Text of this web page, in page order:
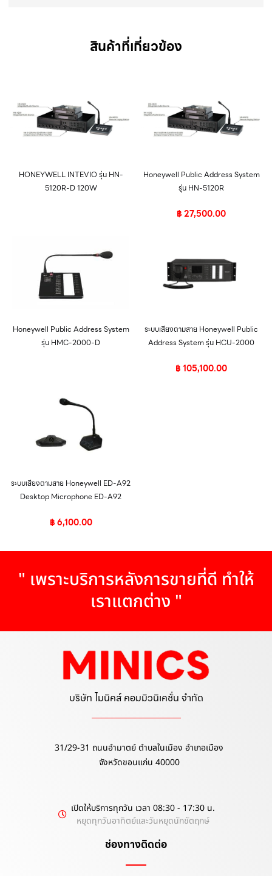
สินค้าที่เกี่ยวข้อง
HONEYWELL INTEVIO รุ่น HN-
5120R-D 120W
Honeywell Public Address System
รุ่น HN-5120R
฿27,500.00
Honeywell Public Address System
รุ่น HMC-2000-D
ระบบเสียงตามสาย Honeywell Public
Address System รุ่น HCU-2000
฿105,100.00
ระบบเสียงตามสาย Honeywell ED-A92
Desktop Microphone ED-A92
฿6,100.00
" เพราะบริการหลังการขายที่ดี ทำให้
เราแตกต่าง "
บริษัท ไมนิคส์ คอมมิวนิเคชั่น จำกัด
31/29-31 ถนนอำมาตย์ ตำบลในเมือง อำเภอเมือง
จังหวัดขอนแก่น 40000
เปิดให้บริการทุกวัน เวลา 08:30 - 17:30 น.
หยุดทุกวันอาทิตย์และวันหยุดนักขัตฤกษ์
ช่องทางติดต่อ